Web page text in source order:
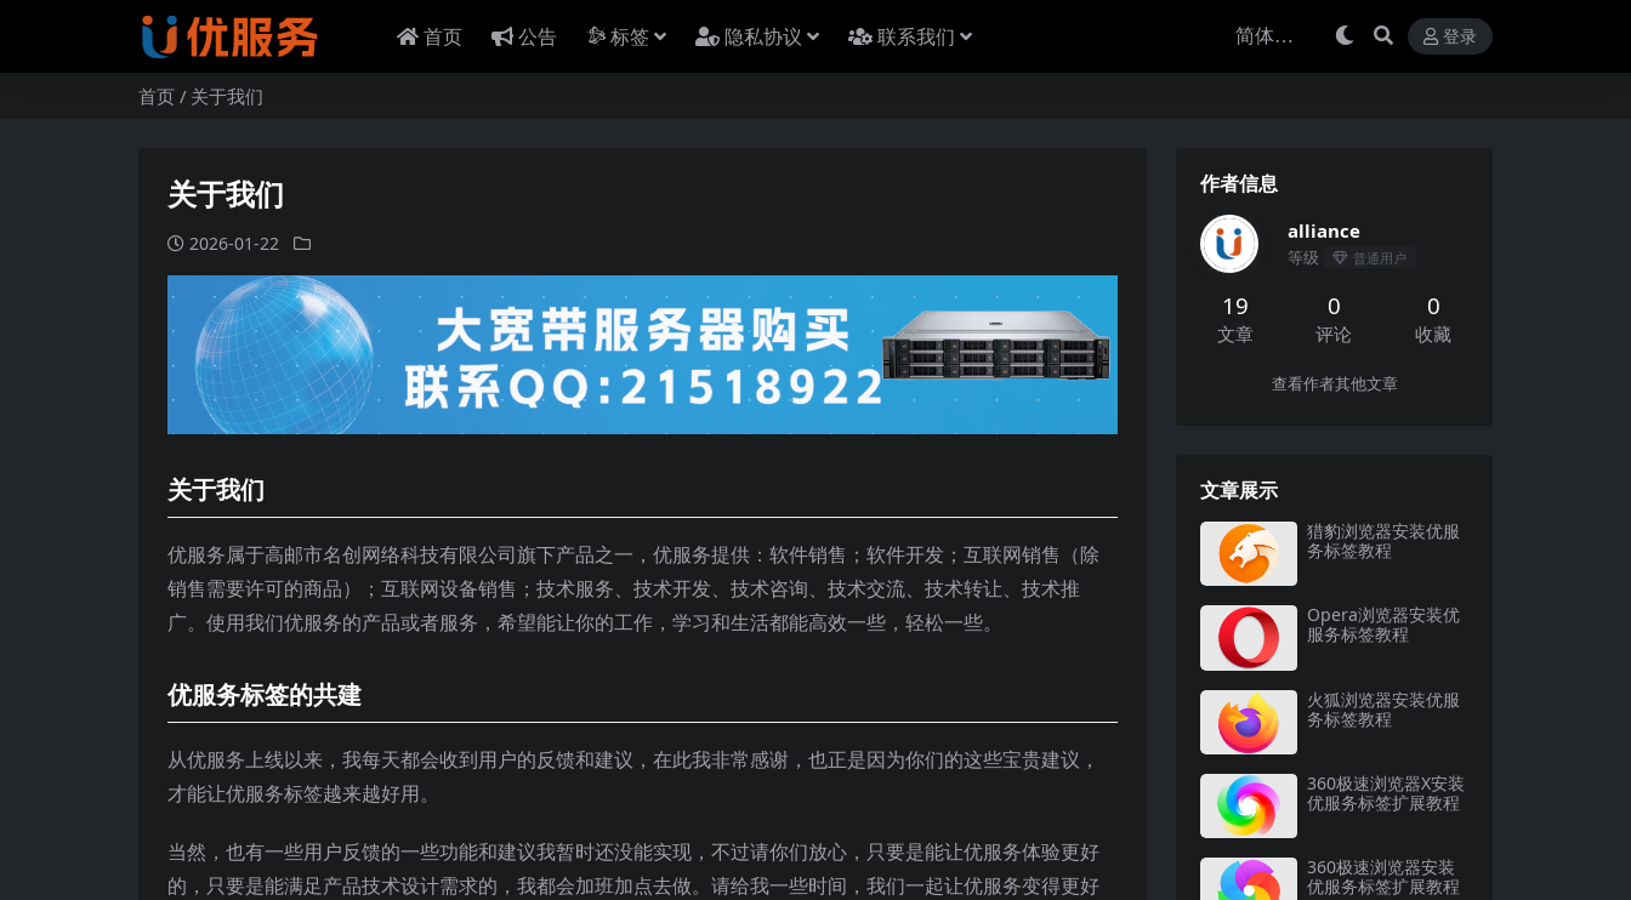
首页 公告 标签 隐私协议 联系我们 登录
首页 关于我们
关于我们
2026-01-22
关于我们
优服务属于高邮市名创网络科技有限公司旗下产品之一，优服务提供：软件销售；软件开发；互联网销售（除
销售需要许可的商品）；互联网设备销售；技术服务、技术开发、技术咨询、技术交流、技术转让、技术推
广。使用我们优服务的产品或者服务，希望能让你的工作，学习和生活都能高效一些，轻松一些。
优服务标签的共建
从优服务上线以来，我每天都会收到用户的反馈和建议，在此我非常感谢，也正是因为你们的这些宝贵建议，
才能让优服务标签越来越好用。
当然，也有一些用户反馈的一些功能和建议我暂时还没能实现，不过请你们放心，只要是能让优服务体验更好
的，只要是能满足产品技术设计需求的，我都会加班加点去做。请给我一些时间，我们一起让优服务变得更好
作者信息
alliance
等级 普通用户
19
文章
0
评论
0
收藏
查看作者其他文章
文章展示
猎豹浏览器安装优服
务标签教程
Opera浏览器安装优
服务标签教程
火狐浏览器安装优服
务标签教程
360极速浏览器X安装
优服务标签扩展教程
360极速浏览器安装
优服务标签扩展教程